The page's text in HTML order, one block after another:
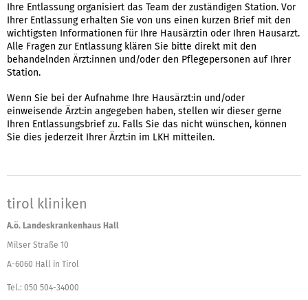
Ihre Entlassung organisiert das Team der zuständigen Station. Vor
Ihrer Entlassung erhalten Sie von uns einen kurzen Brief mit den
wichtigsten Informationen für Ihre Hausärztin oder Ihren Hausarzt.
Alle Fragen zur Entlassung klären Sie bitte direkt mit den
behandelnden Ärzt:innen und/oder den Pflegepersonen auf Ihrer
Station.
Wenn Sie bei der Aufnahme Ihre Hausärzt:in und/oder
einweisende Ärzt:in angegeben haben, stellen wir dieser gerne
Ihren Entlassungsbrief zu. Falls Sie das nicht wünschen, können
Sie dies jederzeit Ihrer Ärzt:in im LKH mitteilen.
tirol kliniken
A.ö. Landeskrankenhaus Hall
Milser Straße 10
A-6060 Hall in Tirol
Tel.: 050 504-34000